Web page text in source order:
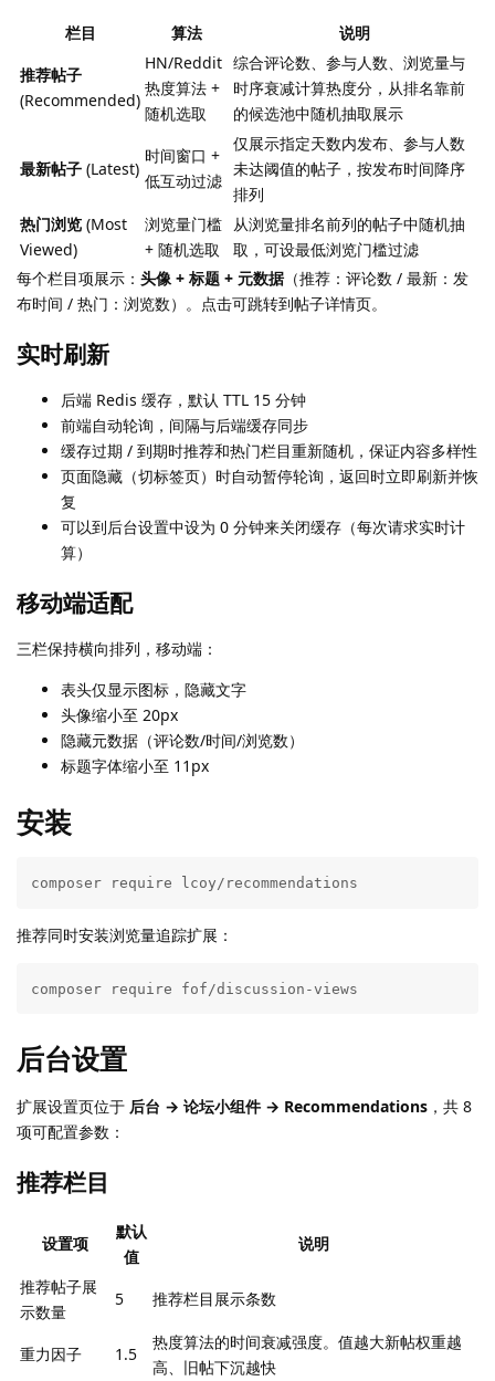
栏目 算法
说明
推荐帖子
(Recommended)
HN/Reddit
热度算法 +
随机选取
综合评论数、参与人数、浏览量与
时序衰减计算热度分，从排名靠前
的候选池中随机抽取展示
最新帖子 (Latest)
时间窗口 +
低互动过滤
仅展示指定天数内发布、参与人数
未达阈值的帖子，按发布时间降序
排列
热门浏览 (Most
Viewed)
浏览量门槛
+ 随机选取
从浏览量排名前列的帖子中随机抽
取，可设最低浏览门槛过滤
每个栏目项展示： 头像 + 标题 + 元数据（推荐：评论数 / 最新：发
布时间 / 热门：浏览数）。点击可跳转到帖子详情页。
实时刷新
后端 Redis 缓存，默认 TTL 15 分钟
前端自动轮询，间隔与后端缓存同步
缓存过期 / 到期时推荐和热门栏目重新随机，保证内容多样性
页面隐藏（切标签页）时自动暂停轮询，返回时立即刷新并恢
复
可以到后台设置中设为 0 分钟来关闭缓存（每次请求实时计
算）
移动端适配
三栏保持横向排列，移动端：
表头仅显示图标，隐藏文字
头像缩小至 20px
隐藏元数据（评论数/时间/浏览数）
标题字体缩小至 11px
安装
composer require lcoy/recommendations
推荐同时安装浏览量追踪扩展：
composer require fof/discussion-views
后台设置
扩展设置页位于 后台 → 论坛小组件 → Recommendations ，共 8
项可配置参数：
推荐栏目
设置项
默认
值
说明
推荐帖子展
示数量
5 推荐栏目展示条数
重力因子 1.5
热度算法的时间衰减强度。值越大新帖权重越
高、旧帖下沉越快